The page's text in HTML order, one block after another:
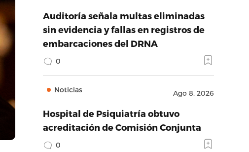
Auditoría señala multas eliminadas
sin evidencia y fallas en registros de
embarcaciones del DRNA
0
Noticias Ago 8, 2026
Hospital de Psiquiatría obtuvo
acreditación de Comisión Conjunta
0